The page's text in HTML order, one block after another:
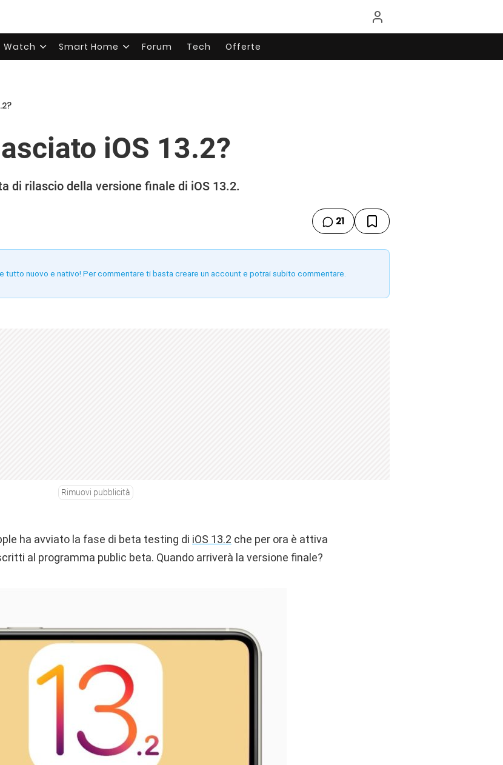
Watch Smart Home Forum Tech Offerte
iOS 13.2?
di rilascio della versione finale di iOS 13.2.
21
tutto nuovo e nativo! Per commentare ti basta creare un account e potrai subito commentare.
Rimuovi pubblicità
ha avviato la fase di beta testing di iOS 13.2 che per ora è attiva
al programma public beta. Quando arriverà la versione finale?